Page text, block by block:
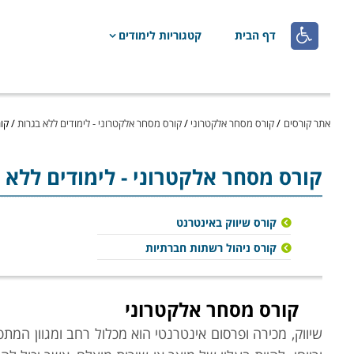
 דף הבית קטגוריות לימודים
אתר קורסים /קורס מסחר אלקטרוני /קורס מסחר אלקטרוני - לימודים ללא בגרות/
קורס מסחר אלקטרוני- לימודים
קורס שיווק באינטרנט
קורס ניהול רשתות חברתיות
קורס מסחר אלקטרוני
שיווק, מכירה ופרסום אינטרנטי הוא מכלול רחב ומגוון